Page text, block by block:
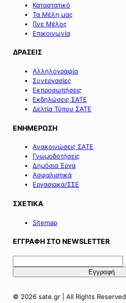
Καταστατικό
Τα Μέλη μας
Γίνε Μέλος
Επικοινωνία
ΔΡΑΣΕΙΣ
Αλληλογραφία
Συνεργασίες
Εκπροσωπήσεις
Εκδηλώσεις ΣΑΤΕ
Δελτία Τύπου ΣΑΤΕ
ΕΝΗΜΕΡΩΣΗ
Ανακοινώσεις ΣΑΤΕ
Γνωμοδοτήσεις
Δημόσια Έργα
Ασφαλιστικά
Εργασιακά/ΣΣΕ
ΣΧΕΤΙΚΑ
Sitemap
ΕΓΓΡΑΦΗ ΣΤΟ NEWSLETTER
© 2026 sate.gr | All Rights Reserved